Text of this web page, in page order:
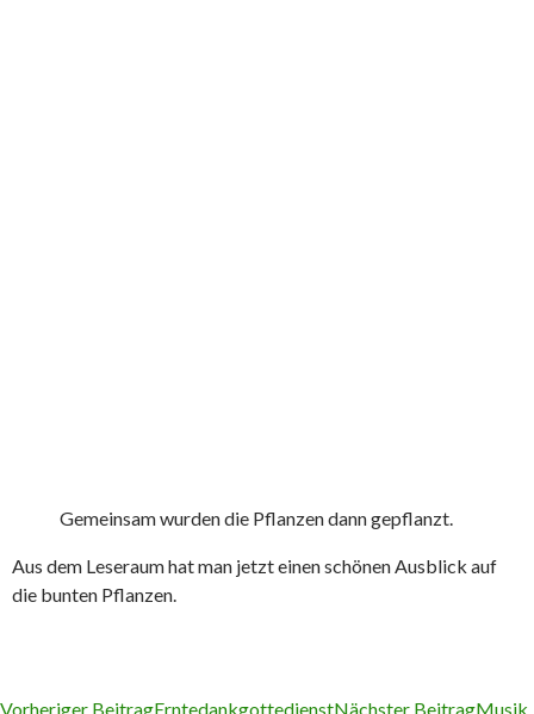
Gemeinsam wurden die Pflanzen dann gepflanzt.
Aus dem Leseraum hat man jetzt einen schönen Ausblick auf
die bunten Pflanzen.
Vorheriger BeitragErntedankgottedienstNächster BeitragMusik